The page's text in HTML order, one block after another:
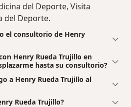
del Deporte, Visita
del Deporte.
el consultorio de Henry
Henry Rueda Trujillo en
hasta su consultorio?
a Henry Rueda Trujillo al
Rueda Trujillo?